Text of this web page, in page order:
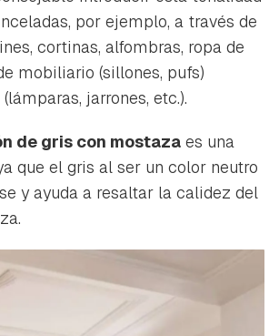
por ejemplo, a través de
cortinas, alfombras, ropa de
mobiliario (sillones, pufs)
jarrones, etc.).
de gris con mostaza es una
que el gris al ser un color neutro
y ayuda a resaltar la calidez del